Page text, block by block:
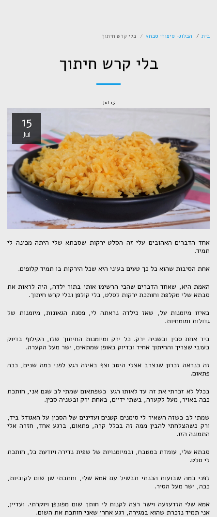
בית הבלוג- סיפורי סבתא בלי קרש חיתוך
בלי קרש חיתוך
15
Jul
15
Jul
אחד הדברים האהובים עלי זה הסלט ירקות שסבתא שלי היתה מכינה לי
תמיד.
אחת הסיבות שהוא כל כך טעים בעיני היא שכל הירקות בו תמיד קלופים.
האמת היא, שאחד הדברים שהכי הרשימו אותי בתור ילדה, היה לראות את
סבתא שלי מקלפת וחותכת ירקות לסלט, בלי קולפן ובלי קרש חיתוך.
באיזו מיומנות על, שאז כילדה נראתה לי, פסגת הגאונות, מיומנות של
גדולות ומומחיות.
ביד אחת סכין ובשניה ירק. כל ירק ומיומנות החיתוך שלו, הקילוף בדיוק
בעובי שצריך והחיתוך אחיד ובדיוק באופן שמתאים, ישר מעל הקערה.
זה כנראה זכרון שנצרב אצלי היטב וצף באיזה רגע לפני כמה שנים, ככה
פתאום.
בכלל לא זכרתי את זה עד לאותו רגע כשפתאום שמתי לב שגם אני, חותכת
ככה באויר, מעל לקערה, בשתי ידיים, באחת ירק ובשניה סכין.
שמתי לב כשזה השאיר לי סימנים קטנים ועדינים של הסכין על האגודל ביד,
ורק כשהצלחתי להבין ממה זה בכלל קרה, פתאום, ברגע אחד, חזרה אלי
התמונה הזו.
סבתא שלי, עומדת במטבח, ובמיומנויות של שפית נדירה ויודעת כל, חותכת
לי סלט.
לפני כמה שבועות הכנתי תבשיל עם אמא שלי, וחתכתי שן שום לקוביות,
ככה, ישר מעל הסיר.
אמא שלי הזדעזעה וישר רצה לקנות לי חותך שום מפונפן ויוקרתי. ועדיין,
אני תמיד נזכרת שהוא במגירה, רגע אחרי שאני חותכת את השום.